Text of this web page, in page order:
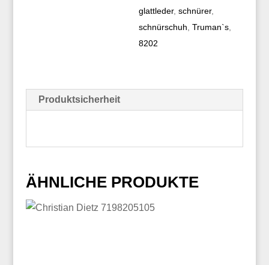
glattleder,schnürer,
schnürschuh ,Truman`s
8202
Produktsicherheit
ÄHNLICHE PRODUKTE